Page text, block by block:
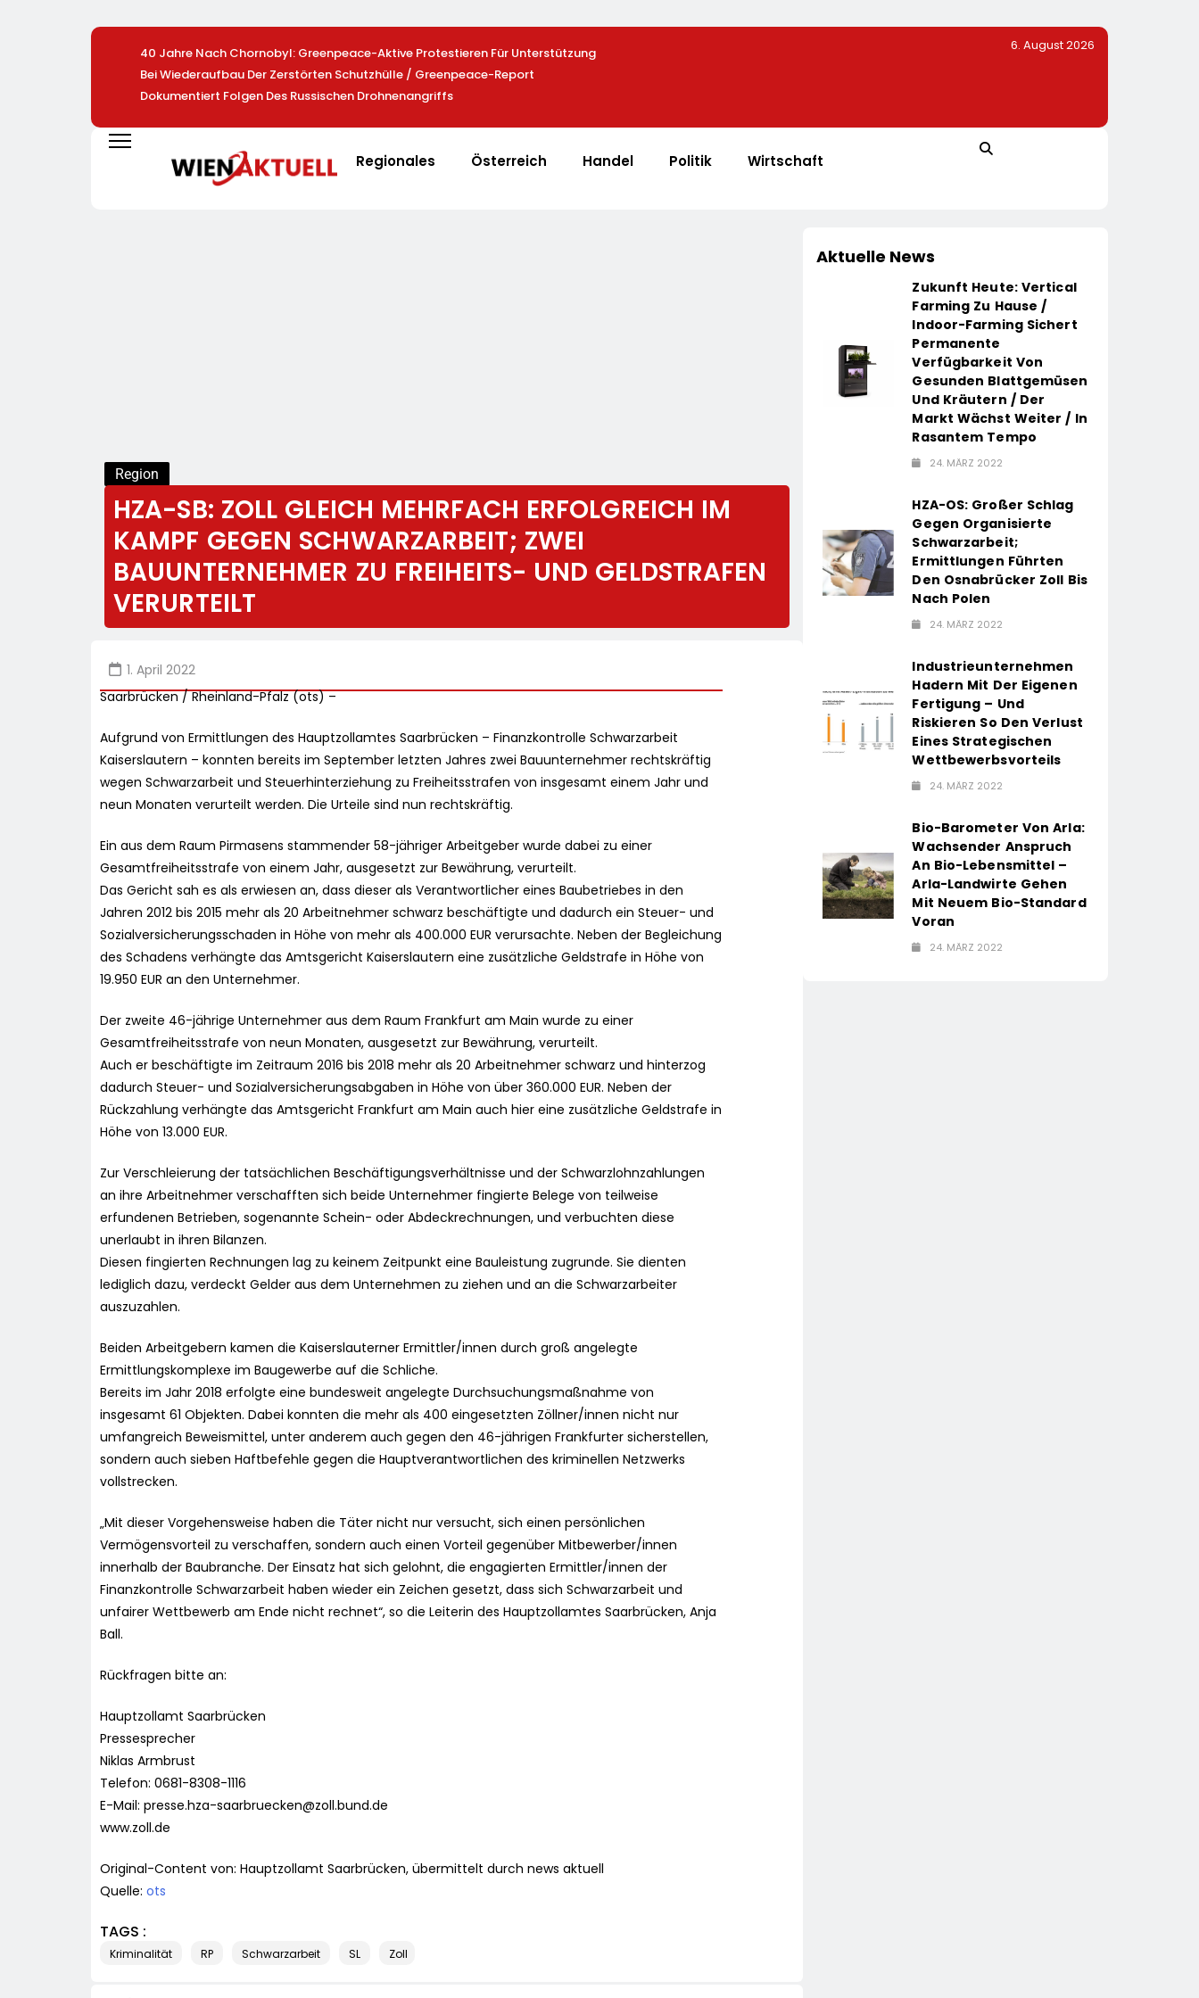
40 Jahre Nach Chornobyl: Greenpeace-Aktive Protestieren Für Unterstützung
Bei Wiederaufbau Der Zerstörten Schutzhülle / Greenpeace-Report
Dokumentiert Folgen Des Russischen Drohnenangriffs
Heißer Saisonauftakt Im All-Black-Design: Der Napoleon Rogue PRO-S 525 In
Mandy Schwerendt
6. August 2026
Regionales Österreich Handel Politik Wirtschaft
Region
HZA-SB: ZOLL GLEICH MEHRFACH ERFOLGREICH IM
KAMPF GEGEN SCHWARZARBEIT; ZWEI
BAUUNTERNEHMER ZU FREIHEITS- UND GELDSTRAFEN
VERURTEILT
1. April 2022
Saarbrücken / Rheinland-Pfalz (ots) –
Aufgrund von Ermittlungen des Hauptzollamtes Saarbrücken – Finanzkontrolle Schwarzarbeit
Kaiserslautern – konnten bereits im September letzten Jahres zwei Bauunternehmer rechtskräftig
wegen Schwarzarbeit und Steuerhinterziehung zu Freiheitsstrafen von insgesamt einem Jahr und
neun Monaten verurteilt werden. Die Urteile sind nun rechtskräftig.
Ein aus dem Raum Pirmasens stammender 58-jähriger Arbeitgeber wurde dabei zu einer
Gesamtfreiheitsstrafe von einem Jahr, ausgesetzt zur Bewährung, verurteilt.
Das Gericht sah es als erwiesen an, dass dieser als Verantwortlicher eines Baubetriebes in den
Jahren 2012 bis 2015 mehr als 20 Arbeitnehmer schwarz beschäftigte und dadurch ein Steuer- und
Sozialversicherungsschaden in Höhe von mehr als 400.000 EUR verursachte. Neben der Begleichung
des Schadens verhängte das Amtsgericht Kaiserslautern eine zusätzliche Geldstrafe in Höhe von
19.950 EUR an den Unternehmer.
Der zweite 46-jährige Unternehmer aus dem Raum Frankfurt am Main wurde zu einer
Gesamtfreiheitsstrafe von neun Monaten, ausgesetzt zur Bewährung, verurteilt.
Auch er beschäftigte im Zeitraum 2016 bis 2018 mehr als 20 Arbeitnehmer schwarz und hinterzog
dadurch Steuer- und Sozialversicherungsabgaben in Höhe von über 360.000 EUR. Neben der
Rückzahlung verhängte das Amtsgericht Frankfurt am Main auch hier eine zusätzliche Geldstrafe in
Höhe von 13.000 EUR.
Zur Verschleierung der tatsächlichen Beschäftigungsverhältnisse und der Schwarzlohnzahlungen
an ihre Arbeitnehmer verschafften sich beide Unternehmer fingierte Belege von teilweise
erfundenen Betrieben, sogenannte Schein- oder Abdeckrechnungen, und verbuchten diese
unerlaubt in ihren Bilanzen.
Diesen fingierten Rechnungen lag zu keinem Zeitpunkt eine Bauleistung zugrunde. Sie dienten
lediglich dazu, verdeckt Gelder aus dem Unternehmen zu ziehen und an die Schwarzarbeiter
auszuzahlen.
Beiden Arbeitgebern kamen die Kaiserslauterner Ermittler/innen durch groß angelegte
Ermittlungskomplexe im Baugewerbe auf die Schliche.
Bereits im Jahr 2018 erfolgte eine bundesweit angelegte Durchsuchungsmaßnahme von
insgesamt 61 Objekten. Dabei konnten die mehr als 400 eingesetzten Zöllner/innen nicht nur
umfangreich Beweismittel, unter anderem auch gegen den 46-jährigen Frankfurter sicherstellen,
sondern auch sieben Haftbefehle gegen die Hauptverantwortlichen des kriminellen Netzwerks
vollstrecken.
„Mit dieser Vorgehensweise haben die Täter nicht nur versucht, sich einen persönlichen
Vermögensvorteil zu verschaffen, sondern auch einen Vorteil gegenüber Mitbewerber/innen
innerhalb der Baubranche. Der Einsatz hat sich gelohnt, die engagierten Ermittler/innen der
Finanzkontrolle Schwarzarbeit haben wieder ein Zeichen gesetzt, dass sich Schwarzarbeit und
unfairer Wettbewerb am Ende nicht rechnet“, so die Leiterin des Hauptzollamtes Saarbrücken, Anja
Ball.
Rückfragen bitte an:
Hauptzollamt Saarbrücken
Pressesprecher
Niklas Armbrust
Telefon: 0681-8308-1116
E-Mail: presse.hza-saarbruecken@zoll.bund.de
www.zoll.de
Original-Content von: Hauptzollamt Saarbrücken, übermittelt durch news aktuell
Quelle: ots
TAGS :
Kriminalität RP Schwarzarbeit SL Zoll
Aktuelle News
Zukunft Heute: Vertical
Farming Zu Hause /
Indoor-Farming Sichert
Permanente
Verfügbarkeit Von
Gesunden Blattgemüsen
Und Kräutern / Der
Markt Wächst Weiter / In
Rasantem Tempo
24. MÄRZ 2022
HZA-OS: Großer Schlag
Gegen Organisierte
Schwarzarbeit;
Ermittlungen Führten
Den Osnabrücker Zoll Bis
Nach Polen
24. MÄRZ 2022
Industrieunternehmen
Hadern Mit Der Eigenen
Fertigung – Und
Riskieren So Den Verlust
Eines Strategischen
Wettbewerbsvorteils
24. MÄRZ 2022
Bio-Barometer Von Arla:
Wachsender Anspruch
An Bio-Lebensmittel –
Arla-Landwirte Gehen
Mit Neuem Bio-Standard
Voran
24. MÄRZ 2022